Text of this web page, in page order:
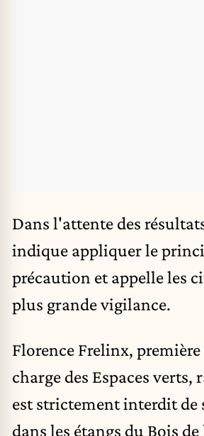
Dans l'attente des
indique appliquer le
précaution et appelle les
plus grande vigilance.
Florence Frelinx,
charge des Espaces verts,
est strictement interdit de
dans les étangs du Bois